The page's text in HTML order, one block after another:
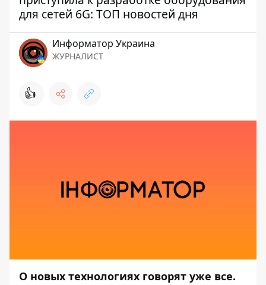
для сетей 6G: ТОП новостей дня
Информатор Украина
ЖУРНАЛИСТ
👍
О новых технологиях говорят уже все.